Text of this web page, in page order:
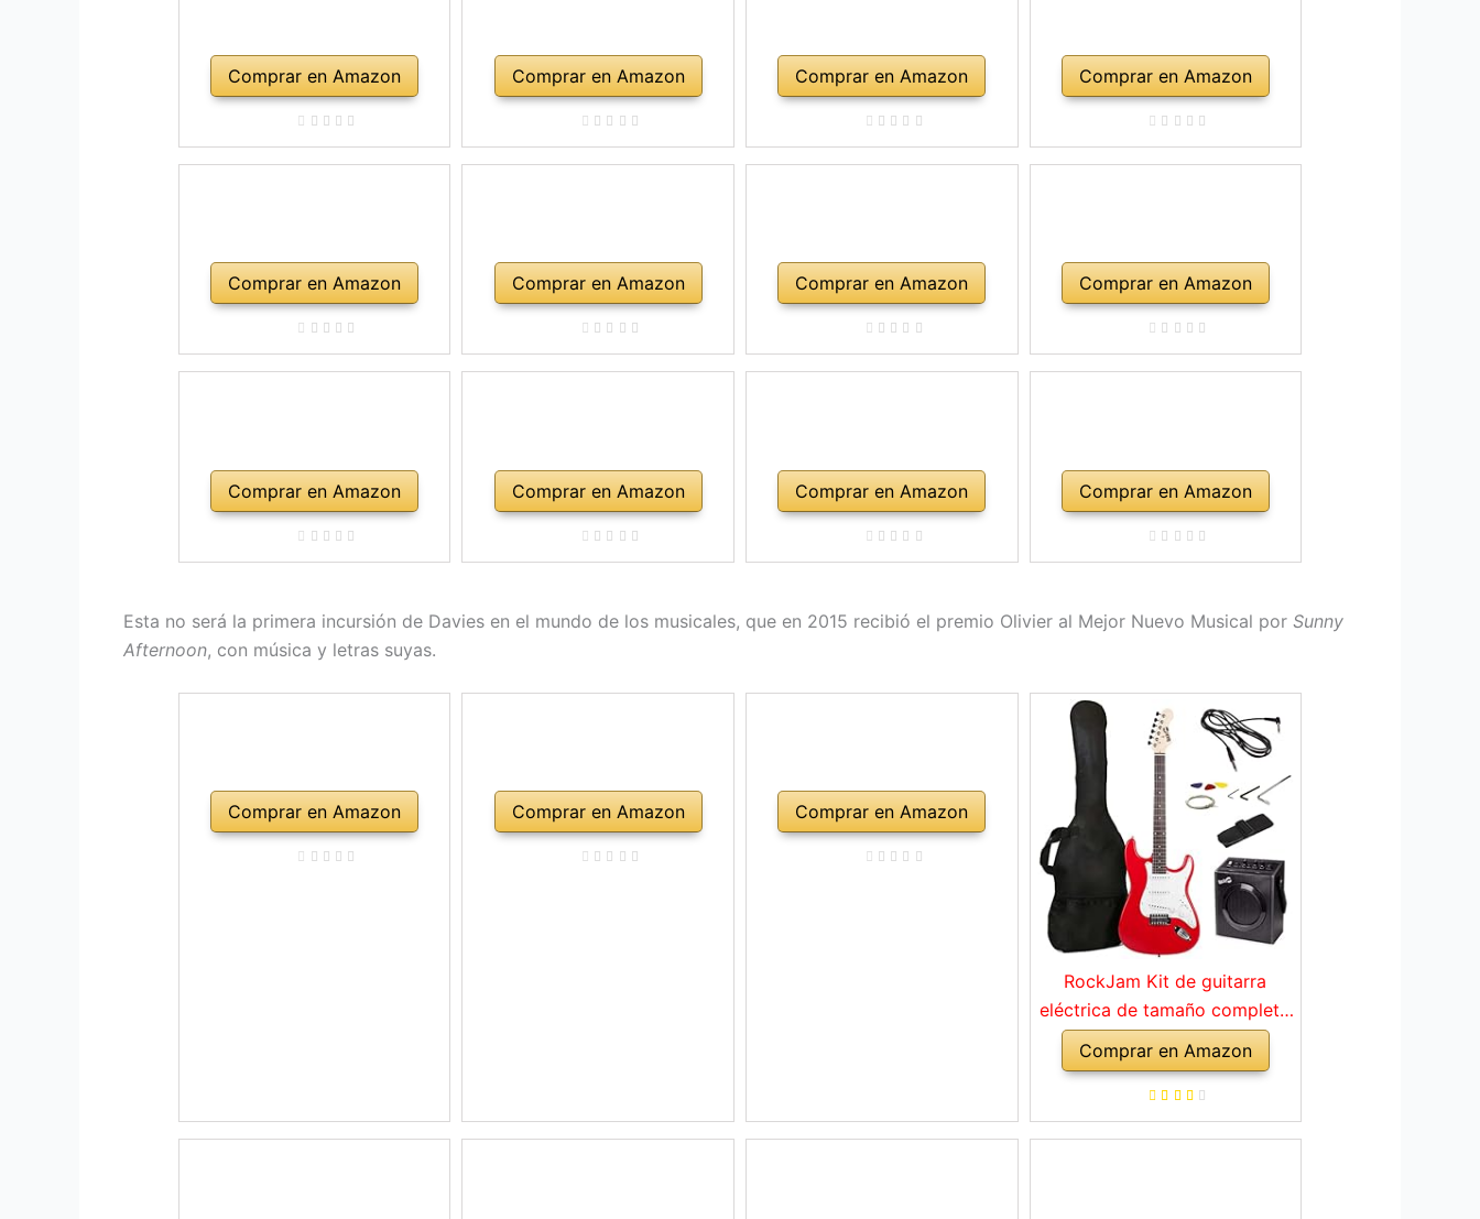
Comprar en Amazon Comprar en Amazon Comprar en Amazon Comprar en Amazon
Comprar en Amazon Comprar en Amazon Comprar en Amazon Comprar en Amazon
Comprar en Amazon Comprar en Amazon Comprar en Amazon Comprar en Amazon
Esta no será la primera incursión de Davies en el mundo de los musicales, que en 2015 recibió el premio Olivier al Mejor Nuevo Musical por Sunny
Afternoon, con música y letras suyas.
Comprar en Amazon Comprar en Amazon Comprar en Amazon
RockJam Kit de guitarra
eléctrica de tamaño completo
con amplificador de 10 vatios,
clases, correa, bolsa de
transporte, púas, golpe, plomo
y cuerdas de repuesto, color
Comprar en Amazon